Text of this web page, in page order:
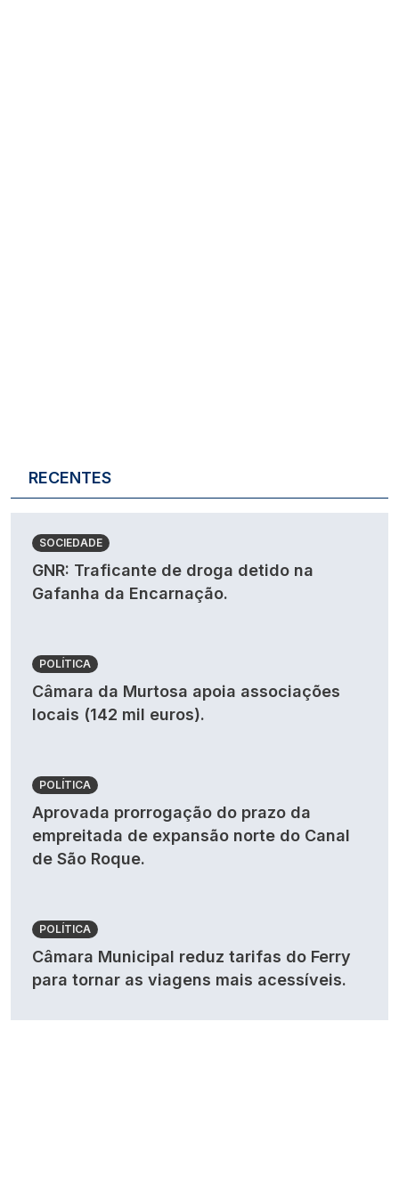
RECENTES
SOCIEDADE
GNR: Traficante de droga detido na
Gafanha da Encarnação.
POLÍTICA
Câmara da Murtosa apoia associações
locais (142 mil euros).
POLÍTICA
Aprovada prorrogação do prazo da
empreitada de expansão norte do Canal
de São Roque.
POLÍTICA
Câmara Municipal reduz tarifas do Ferry
para tornar as viagens mais acessíveis.